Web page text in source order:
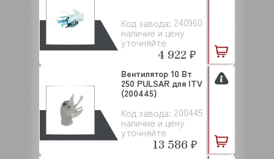
Код завода: 240960
наличие и цену
уточняйте
4 922 ₽
Код завода: 200445
наличие и цену
уточняйте
Вентилятор 10 Вт
250 PULSAR для ITV
(200445)
13 586 ₽